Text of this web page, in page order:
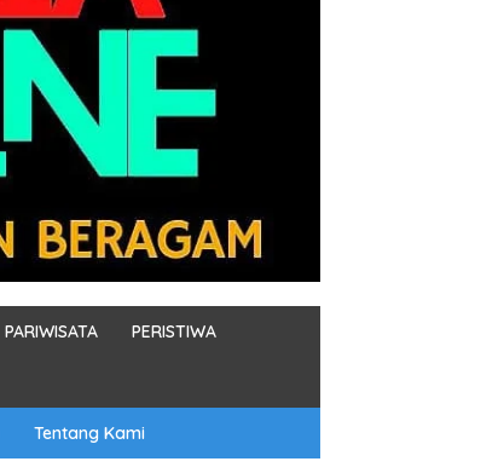
PARIWISATA PERISTIWA
Tentang Kami